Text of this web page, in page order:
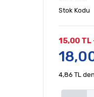
Stok Kodu
15,00 TL
4,86 TL